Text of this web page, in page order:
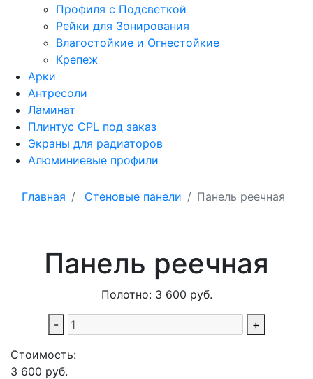
Профиля с Подсветкой
Рейки для Зонирования
Влагостойкие и Огнестойкие
Крепеж
Арки
Антресоли
Ламинат
Плинтус CPL под заказ
Экраны для радиаторов
Алюминиевые профили
Главная Стеновые панели Панель реечная
Панель реечная
Полотно: 3 600 руб.
- +
Стоимость:
3 600 руб.